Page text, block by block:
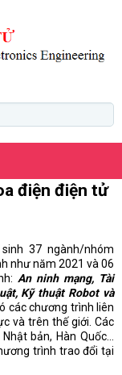
điện điện tử
37 ngành/nhóm
như năm 2021 và 06
An ninh mạng, Tài
Kỹ thuật Robot và
các chương trình liên
và trên thế giới. Các
bản, Hàn Quốc...
trình trao đổi tại